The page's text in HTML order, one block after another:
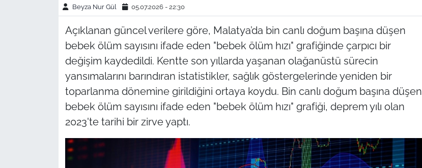
Beyza Nur Gül 05.07.2026 - 22:30
Açıklanan güncel verilere göre, Malatya’da bin canlı doğum başına düşen
bebek ölüm sayısını ifade eden "bebek ölüm hızı" grafiğinde çarpıcı bir
değişim kaydedildi. Kentte son yıllarda yaşanan olağanüstü sürecin
yansımalarını barındıran istatistikler, sağlık göstergelerinde yeniden bir
toparlanma dönemine girildiğini ortaya koydu. Bin canlı doğum başına düşen
bebek ölüm sayısını ifade eden "bebek ölüm hızı" grafiği, deprem yılı olan
2023'te tarihi bir zirve yaptı.